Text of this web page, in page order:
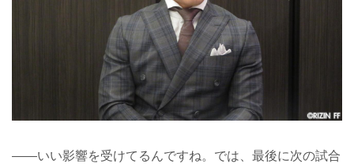
——いい影響を受けてるんですね。では、最後に次の試合